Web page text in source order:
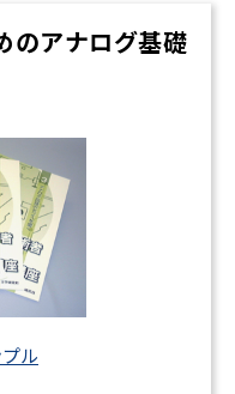
のアナログ基礎
ル